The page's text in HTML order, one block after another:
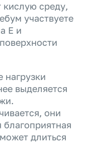
среду,
участвуете
Е и
нагрузки
выделяется
они
благоприятная
длиться